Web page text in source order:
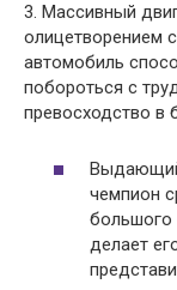
3. Массивный
олицетворением
автомобиль
побороться с
превосходство в
чемпион
большого
делает